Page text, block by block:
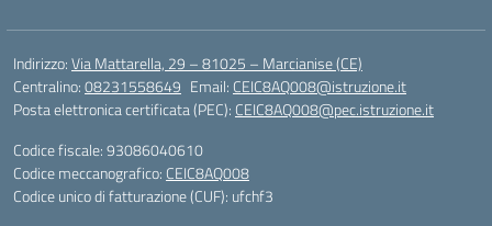
Indirizzo:Via Mattarella, 29 – 81025 – Marcianise (CE)
Centralino:08231558649 Email: CEIC8AQ008@istruzione.it
Posta elettronica certificata (PEC): CEIC8AQ008@pec.istruzione.it
Codice fiscale: 93086040610
Codice meccanografico: CEIC8AQ008
Codice unico di fatturazione (CUF): ufchf3